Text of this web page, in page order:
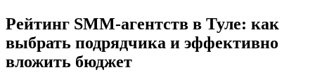
Рейтинг SMM‑агентств в Туле: как
выбрать подрядчика и эффективно
вложить бюджет